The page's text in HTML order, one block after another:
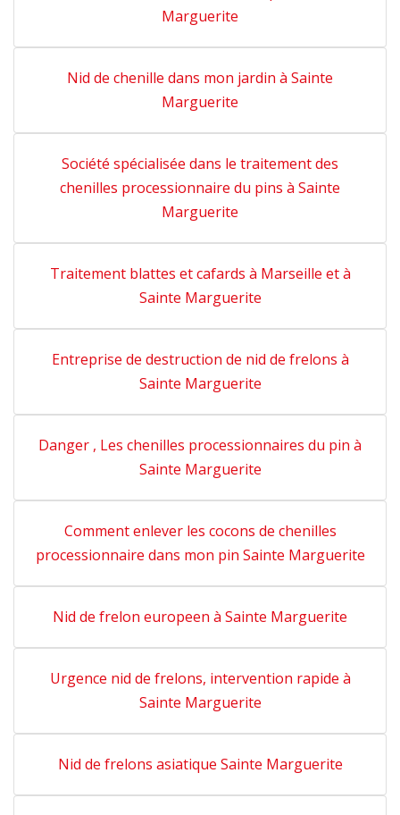
Marguerite
Nid de chenille dans mon jardin à Sainte
Marguerite
Société spécialisée dans le traitement des
chenilles processionnaire du pins à Sainte
Marguerite
Traitement blattes et cafards à Marseille et à
Sainte Marguerite
Entreprise de destruction de nid de frelons à
Sainte Marguerite
Danger , Les chenilles processionnaires du pin à
Sainte Marguerite
Comment enlever les cocons de chenilles
processionnaire dans mon pin Sainte Marguerite
Nid de frelon europeen à Sainte Marguerite
Urgence nid de frelons, intervention rapide à
Sainte Marguerite
Nid de frelons asiatique Sainte Marguerite